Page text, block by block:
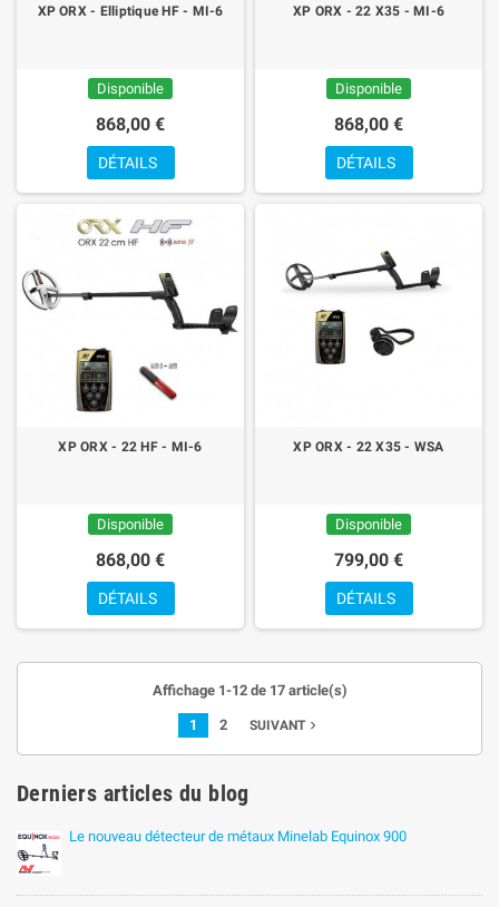
Derniers articles du blog
Le nouveau détecteur de métaux Minelab Equinox 900
XP ORX - Elliptique HF - MI-6
Disponible
868,00 €
DÉTAILS
XP ORX - 22 X35 - MI-6
Disponible
868,00 €
DÉTAILS
XP ORX - 22 HF - MI-6
Disponible
868,00 €
DÉTAILS
XP ORX - 22 X35 - WSA
Disponible
799,00 €
DÉTAILS
Affichage 1-12 de 17 article(s)
1 2 SUIVANTnavigate_next